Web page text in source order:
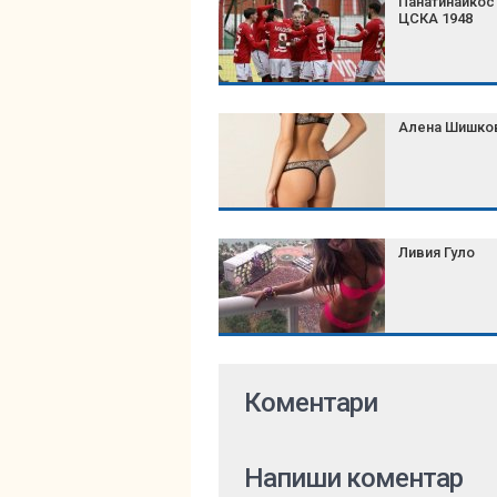
ЦСКА 1948
Алена
Ливия Гуло
Коментари
Напиши коментар